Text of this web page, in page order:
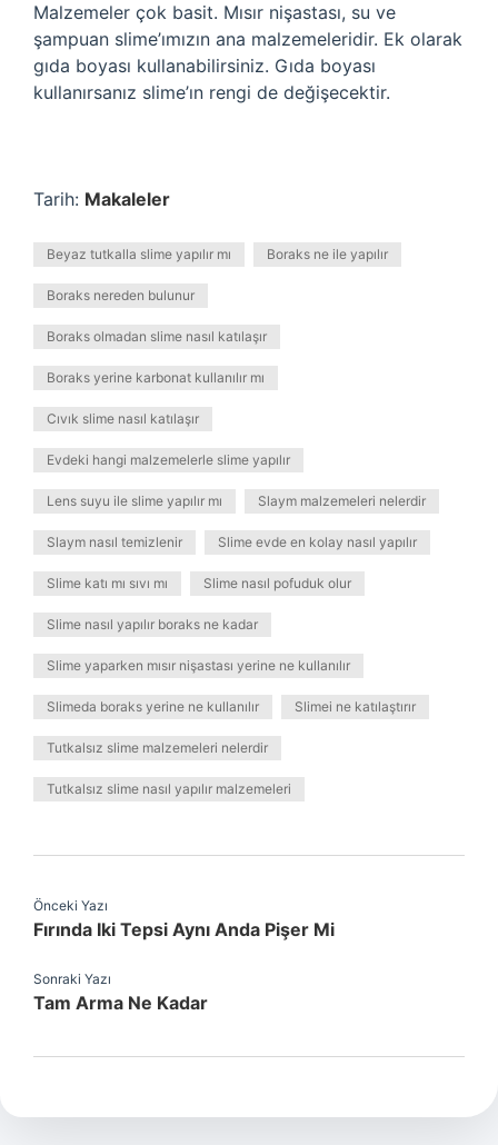
Malzemeler çok basit. Mısır nişastası, su ve
şampuan slime’ımızın ana malzemeleridir. Ek olarak
gıda boyası kullanabilirsiniz. Gıda boyası
kullanırsanız slime’ın rengi de değişecektir.
Tarih: Makaleler
Beyaz tutkalla slime yapılır mı Boraks ne ile yapılır
Boraks nereden bulunur
Boraks olmadan slime nasıl katılaşır
Boraks yerine karbonat kullanılır mı
Cıvık slime nasıl katılaşır
Evdeki hangi malzemelerle slime yapılır
Lens suyu ile slime yapılır mı Slaym malzemeleri nelerdir
Slaym nasıl temizlenir Slime evde en kolay nasıl yapılır
Slime katı mı sıvı mı Slime nasıl pofuduk olur
Slime nasıl yapılır boraks ne kadar
Slime yaparken mısır nişastası yerine ne kullanılır
Slimeda boraks yerine ne kullanılır Slimei ne katılaştırır
Tutkalsız slime malzemeleri nelerdir
Tutkalsız slime nasıl yapılır malzemeleri
Önceki Yazı
Fırında Iki Tepsi Aynı Anda Pişer Mi
Sonraki Yazı
Tam Arma Ne Kadar